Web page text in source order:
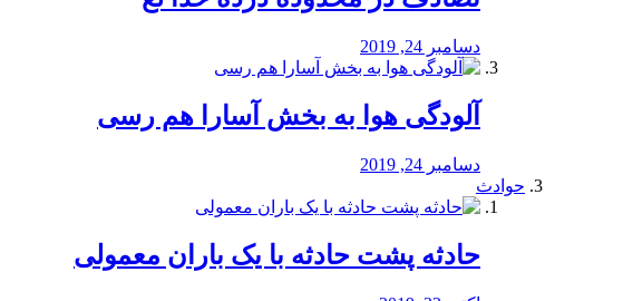
دسامبر 24, 2019
آلودگی هوا به بخش آسارا هم رسی
دسامبر 24, 2019
حوادث
️حادثه پشت حادثه با یک باران معمولی